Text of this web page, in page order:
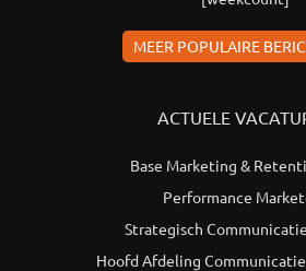
MEER POPULAIRE
ACTUELE
Base Marketing &
Performance
Strategisch
Hoofd Afdeling